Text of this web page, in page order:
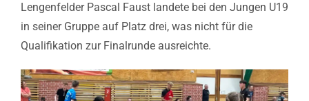
Lengenfelder Pascal Faust landete bei den Jungen U19
in seiner Gruppe auf Platz drei, was nicht für die
Qualifikation zur Finalrunde ausreichte.